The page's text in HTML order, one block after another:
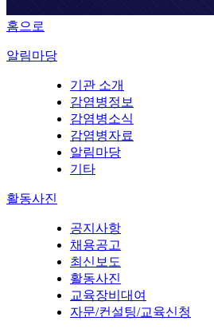
홈으로
알림마당
기관 소개
감염병정보
감염병소식
감염병자료
알림마당
기타
활동사진
공지사항
채용공고
최신보도
활동사진
교육장비대여
자문/컨설팅/교육신청